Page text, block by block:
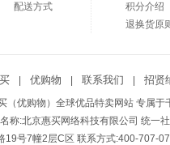
配送方式
积分介绍
退换货原
优购物 联系我们 招贤
（优购物）全球优品特卖网站 专属
称:北京惠买网络科技有限公司 统一
19号7幢2层C区 联系方式:400-707-